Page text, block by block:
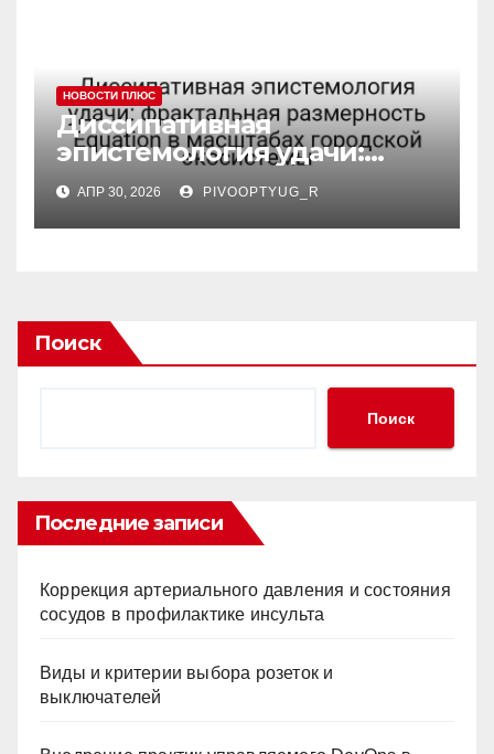
НОВОСТИ ПЛЮС
Диссипативная
эпистемология удачи:
фрактальная размерность
Equation в масштабах
городской экосистемы
АПР 30, 2026 PIVOOPTYUG_R
Поиск
Поиск
Последние записи
Коррекция артериального давления и состояния
сосудов в профилактике инсульта
Виды и критерии выбора розеток и
выключателей